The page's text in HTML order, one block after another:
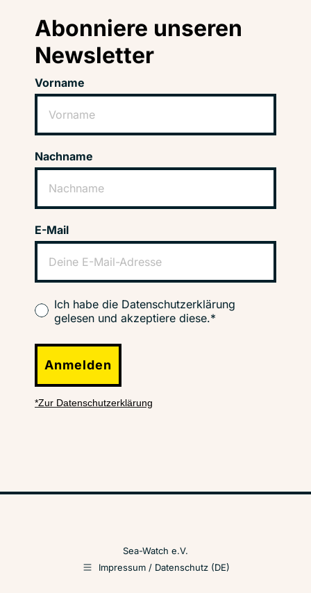
Abonniere unseren
Newsletter
Vorname
Nachname
E-Mail
Ich habe die Datenschutzerklärung
gelesen und akzeptiere diese.*
Anmelden
*Zur Datenschutzerklärung
Sea-Watch e.V.
Impressum / Datenschutz (DE)